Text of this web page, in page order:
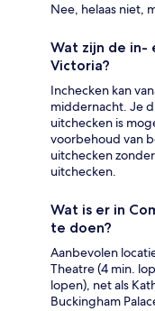
Nee, helaas niet,
Wat zijn de in-
Victoria?
Inchecken kan
middernacht. Je
uitchecken is
voorbehoud van
uitchecken
uitchecken.
Wat is er in
te doen?
Aanbevolen
Theatre (4 min.
lopen), net als
Buckingham